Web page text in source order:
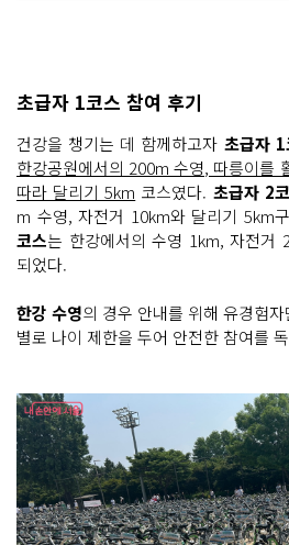
초급자 1코스 참여 후기
건강을 챙기는 데 함께하고자 초급자 1
한강공원에서의 200m 수영, 따릉이를
따라 달리기 5km 코스였다. 초급자 2
m 수영, 자전거 10km와 달리기 5km
코스는 한강에서의 수영 1km, 자전거
되었다.
한강 수영의 경우 안내를 위해 유경험
별로 나이 제한을 두어 안전한 참여를